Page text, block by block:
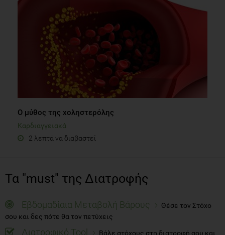
Ο μύθος της χοληστερόλης
Καρδιαγγειακά
2 λεπτά να διαβαστεί
Τα "must" της Διατροφής
Εβδομαδίαια Μεταβολή Βάρους
Θέσε τον Στόχο
σου και δες πότε θα τον πετύχεις
Διατροφικό Tool Βάλε στόχους στη διατροφή σου και